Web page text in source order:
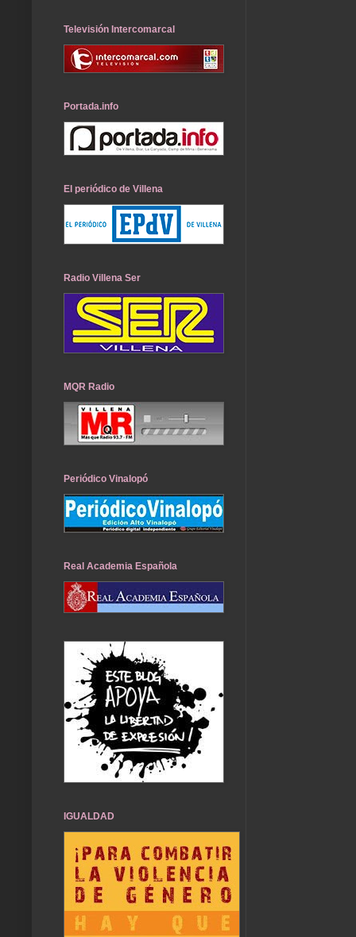
Televisión Intercomarcal
Portada.info
El periódico de Villena
Radio Villena Ser
MQR Radio
Periódico Vinalopó
Real Academia Española
IGUALDAD